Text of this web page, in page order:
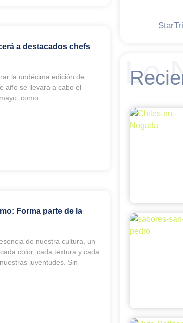
a destacados chefs
la undécima edición de
año se llevará a cabo el
como
Forma parte de la
de nuestra cultura, un
color, cada textura y cada
juventudes. Sin
Lo